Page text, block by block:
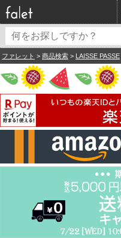
ファレット > 商品検索 > LAISSE PASSE